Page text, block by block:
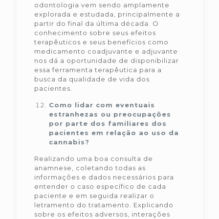
odontologia vem sendo amplamente
explorada e estudada, principalmente a
partir do final da última década. O
conhecimento sobre seus efeitos
terapêuticos e seus benefícios como
medicamento coadjuvante e adjuvante
nos dá a oportunidade de disponibilizar
essa ferramenta terapêutica para a
busca da qualidade de vida dos
pacientes.
Como lidar com eventuais
estranhezas ou preocupações
por parte dos familiares dos
pacientes em relação ao uso da
cannabis?
Realizando uma boa consulta de
anamnese, coletando todas as
informações e dados necessários para
entender o caso específico de cada
paciente e em seguida realizar o
letramento do tratamento. Explicando
sobre os efeitos adversos, interações